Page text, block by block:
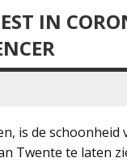
IN
is de
Twente te laten